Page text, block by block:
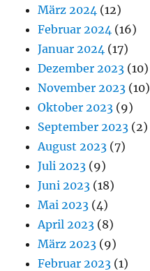
März 2024 (12)
Februar 2024 (16)
Januar 2024 (17)
Dezember 2023 (10)
November 2023 (10)
Oktober 2023 (9)
September 2023 (2)
August 2023 (7)
Juli 2023 (9)
Juni 2023 (18)
Mai 2023 (4)
April 2023 (8)
März 2023 (9)
Februar 2023 (1)